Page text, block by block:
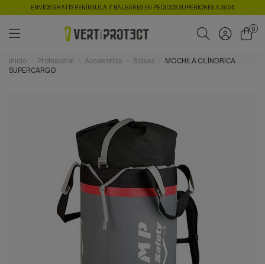
ENVÍOS GRATIS PENÍNSULA Y BALEARES EN PEDIDOS SUPERIORES A 300€
0
Inicio Profesional Accesorios Bolsas
MOCHILA CILÍNDRICA
SUPERCARGO